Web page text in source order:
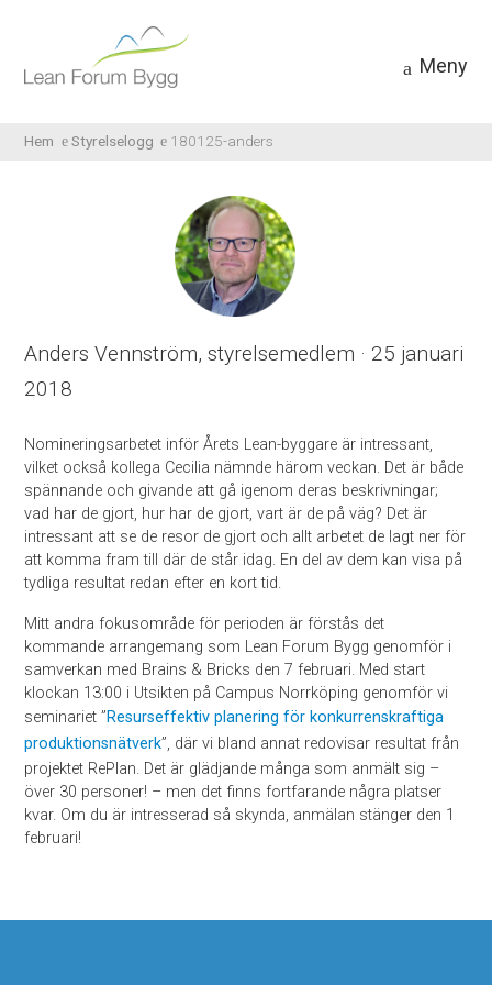
Meny
Hem Styrelselogg 180125-anders
Anders Vennström,styrelsemedlem · 25 januari
2018
Nomineringsarbetet inför Årets Lean-byggare är intressant,
vilket också kollega Cecilia nämnde härom veckan. Det är både
spännande och givande att gå igenom deras beskrivningar;
vad har de gjort, hur har de gjort, vart är de på väg? Det är
intressant att se de resor de gjort och allt arbetet de lagt ner för
att komma fram till där de står idag. En del av dem kan visa på
tydliga resultat redan efter en kort tid.
Mitt andra fokusområde för perioden är förstås det
kommande arrangemang som Lean Forum Bygg genomför i
samverkan med Brains & Bricks den 7 februari. Med start
klockan 13:00 i Utsikten på Campus Norrköping genomför vi
seminariet ”Resurseffektiv planering för konkurrenskraftiga
produktionsnätverk”, där vi bland annat redovisar resultat från
projektet RePlan. Det är glädjande många som anmält sig –
över 30 personer! – men det finns fortfarande några platser
kvar. Om du är intresserad så skynda, anmälan stänger den 1
februari!